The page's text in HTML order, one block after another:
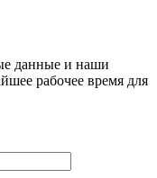
данные и наши
рабочее время для